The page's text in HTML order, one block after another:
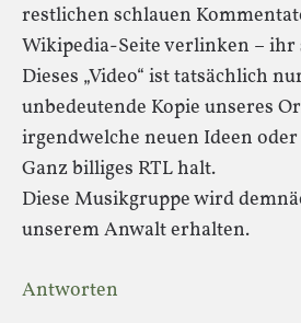
restlichen schlauen
Wikipedia-Seite verlinken – ihr
Dieses „Video“ ist tatsächlich
unbedeutende Kopie unseres
irgendwelche neuen Ideen
Ganz billiges RTL halt.
Diese Musikgruppe wird
unserem Anwalt erhalten.
Antworten